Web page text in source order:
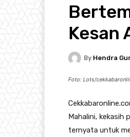
Kesan
By Hendra
Foto: Lots/
Mahalini, kekasih
ternyata untuk